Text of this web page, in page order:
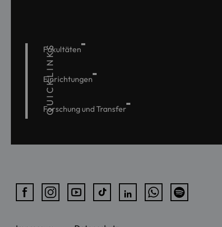
QUICKLINKS
Fakultäten
Einrichtungen
Forschung und Transfer